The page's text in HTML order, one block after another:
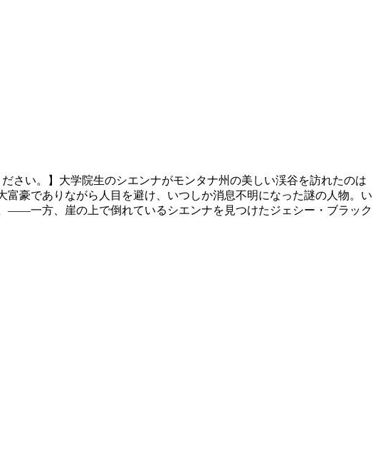
さい。】大学院生のシエンナがモンタナ州の美しい渓谷を訪れたのは
豪でありながら人目を避け、いつしか消息不明になった謎の人物。い
一方、崖の上で倒れているシエンナを見つけたジェシー・ブラック